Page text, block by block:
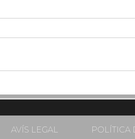
AVÍS LEGAL POLÍTICA